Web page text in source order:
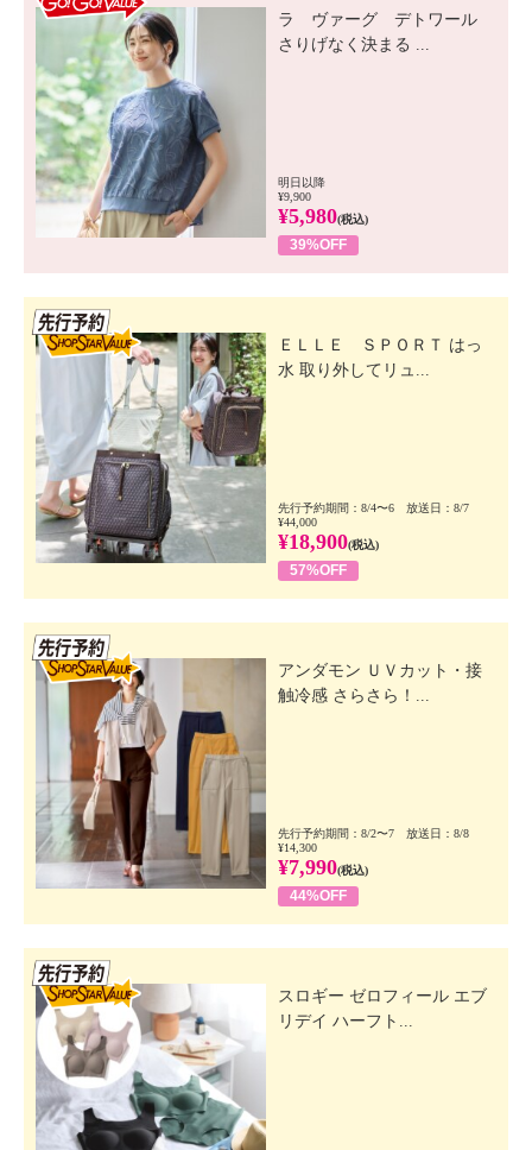
ラ ヴァーグ デトワール
さりげなく決まる ...
明日以降
¥9,900
¥5,980(税込)
39%OFF
ＥＬＬＥ ＳＰＯＲＴ はっ
水 取り外してリュ...
先行予約期間：8/4〜6 放送日：8/7
¥44,000
¥18,900(税込)
57%OFF
アンダモン ＵＶカット・接
触冷感 さらさら！...
先行予約期間：8/2〜7 放送日：8/8
¥14,300
¥7,990(税込)
44%OFF
スロギー ゼロフィール エブ
リデイ ハーフト...